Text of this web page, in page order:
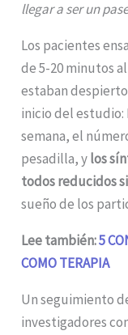
llegar a ser un
Los pacientes
de 5-20 minutos
estaban
inicio del
semana, el
pesadilla, ylos
todos reducidos
sueño de los
Lee también:5
COMO TERAPIA
Un seguimiento
investigadores